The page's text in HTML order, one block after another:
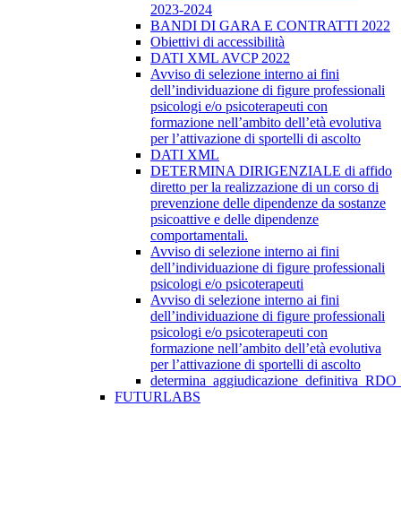
2023-2024
BANDI DI GARA E CONTRATTI 2022
Obiettivi di accessibilità
DATI XML AVCP 2022
Avviso di selezione interno ai fini
dell’individuazione di figure professionali
psicologi e/o psicoterapeuti con
formazione nell’ambito dell’età evolutiva
per l’attivazione di sportelli di ascolto
DATI XML
DETERMINA DIRIGENZIALE di affido
diretto per la realizzazione di un corso di
prevenzione delle dipendenze da sostanze
psicoattive e delle dipendenze
comportamentali.
Avviso di selezione interno ai fini
dell’individuazione di figure professionali
psicologi e/o psicoterapeuti
Avviso di selezione interno ai fini
dell’individuazione di figure professionali
psicologi e/o psicoterapeuti con
formazione nell’ambito dell’età evolutiva
per l’attivazione di sportelli di ascolto
FUTURLABS